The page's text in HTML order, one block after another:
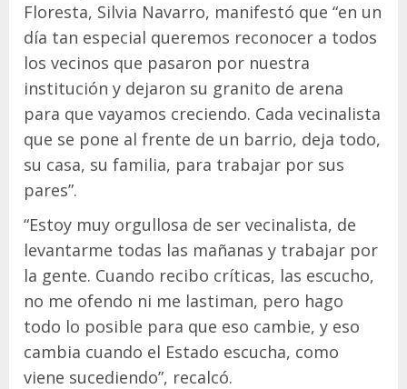
Floresta, Silvia Navarro, manifestó que “en un
día tan especial queremos reconocer a todos
los vecinos que pasaron por nuestra
institución y dejaron su granito de arena
para que vayamos creciendo. Cada vecinalista
que se pone al frente de un barrio, deja todo,
su casa, su familia, para trabajar por sus
pares”.
“Estoy muy orgullosa de ser vecinalista, de
levantarme todas las mañanas y trabajar por
la gente. Cuando recibo críticas, las escucho,
no me ofendo ni me lastiman, pero hago
todo lo posible para que eso cambie, y eso
cambia cuando el Estado escucha, como
viene sucediendo”, recalcó.